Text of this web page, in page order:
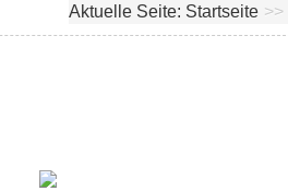
Aktuelle Seite: Startseite >>